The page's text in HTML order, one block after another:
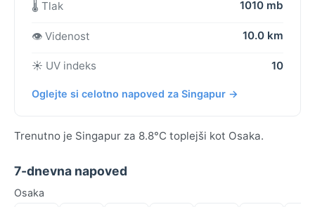
🌡️ Tlak 1010 mb
👁️ Videnost 10.0 km
☀️ UV indeks 10
Oglejte si celotno napoved za Singapur →
Trenutno je Singapur za 8.8°C toplejši kot Osaka.
7-dnevna napoved
Osaka